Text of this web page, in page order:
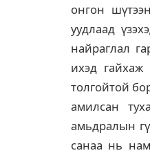
онгон
уудлаад
найраглал
ихэд
толгойтой
амилсан
амьдралын
санаа нь